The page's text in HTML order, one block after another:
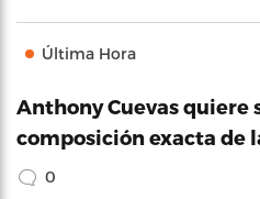
Última Hora
Anthony Cuevas quiere
composición exacta de
0